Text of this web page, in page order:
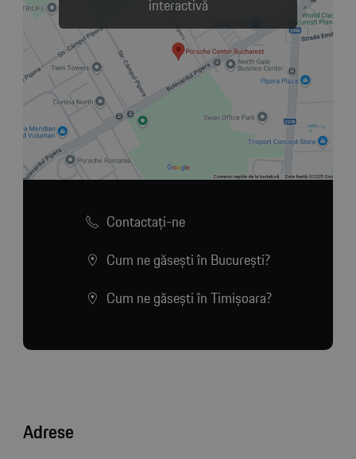
interactivă
Contactaţi-ne
Cum ne găsești în București?
Cum ne găsești în Timișoara?
Adrese